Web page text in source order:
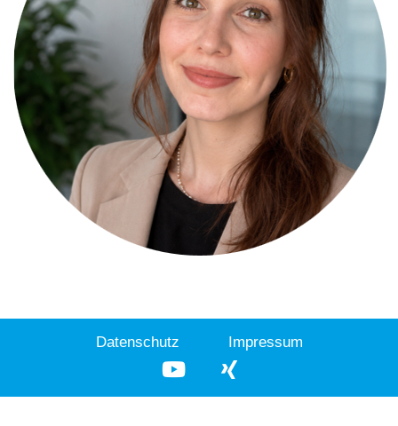
Datenschutz Impressum